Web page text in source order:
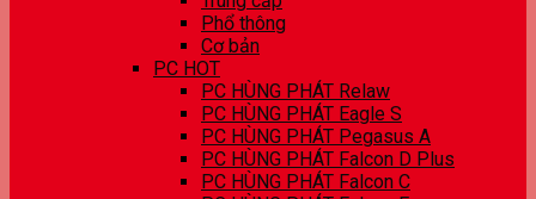
Phổ thông
Cơ bản
PC HOT
PC HÙNG PHÁT Relaw
PC HÙNG PHÁT Eagle S
PC HÙNG PHÁT Pegasus A
PC HÙNG PHÁT Falcon D Plus
PC HÙNG PHÁT Falcon C